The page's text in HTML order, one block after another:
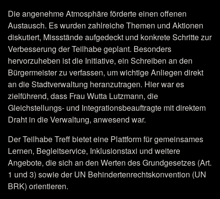
Die angenehme Atmosphäre förderte einen offenen
Austausch. Es wurden zahlreiche Themen und Aktionen
diskutiert, Missstände aufgedeckt und konkrete Schritte zur
Verbesserung der Teilhabe geplant. Besonders
hervorzuheben ist die Initiative, ein Schreiben an den
Bürgermeister zu verfassen, um wichtige Anliegen direkt
an die Stadtverwaltung heranzutragen. Hier war es
zielführend, dass Frau Wutta Lutzmann, die
Gleichstellungs- und Integrationsbeauftragte mit direktem
Draht in die Verwaltung, anwesend war.
Der Teilhabe Treff bietet eine Plattform für gemeinsames
Lernen, Begleitservice, Inklusionstaxi und weitere
Angebote, die sich an den Werten des Grundgesetzes (Art.
1 und 3) sowie der UN Behindertenrechtskonvention (UN
BRK) orientieren.